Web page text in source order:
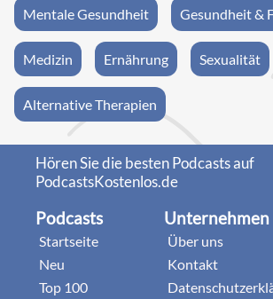
Mentale Gesundheit Gesundheit &
Medizin Ernährung Sexualität
Alternative Therapien
Hören Sie die besten Podcasts auf
PodcastsKostenlos.de
Podcasts
Startseite
Neu
Top 100
Unternehmen
Über uns
Kontakt